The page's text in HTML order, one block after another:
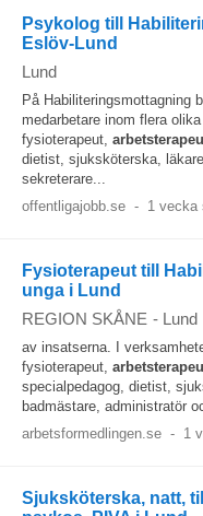
Psykolog till
Eslöv-Lund
Lund
På Habiliteringsmottagning
medarbetare inom flera
fysioterapeut,
dietist, sjuksköterska,
sekreterare...
offentligajobb.se - 1 vecka
Fysioterapeut till
unga i Lund
REGION SKÅNE - Lund
av insatserna. I
fysioterapeut,
specialpedagog, dietist,
badmästare, administratör
arbetsformedlingen.se - 1
Sjuksköterska, natt,